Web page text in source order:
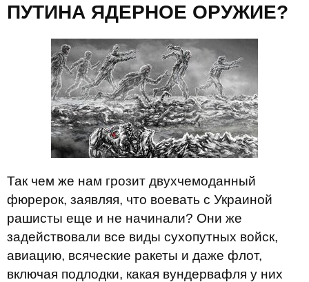
ПУТИНА ЯДЕРНОЕ ОРУЖИЕ?
Так чем же нам грозит двухчемоданный
фюрерок, заявляя, что воевать с Украиной
рашисты еще и не начинали? Они же
задействовали все виды сухопутных войск,
авиацию, всяческие ракеты и даже флот,
включая подлодки, какая вундервафля у них